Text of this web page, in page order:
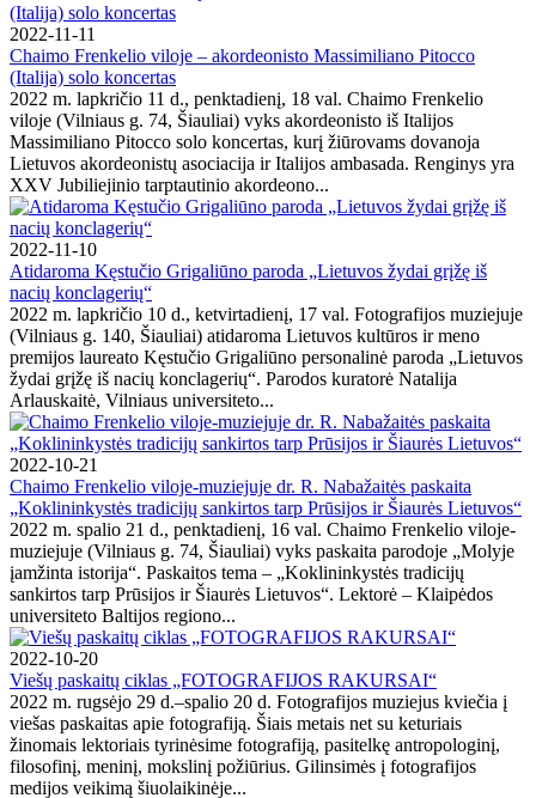
2022-11-11
Chaimo Frenkelio viloje – akordeonisto Massimiliano Pitocco
(Italija) solo koncertas
2022 m. lapkričio 11 d., penktadienį, 18 val. Chaimo Frenkelio
viloje (Vilniaus g. 74, Šiauliai) vyks akordeonisto iš Italijos
Massimiliano Pitocco solo koncertas, kurį žiūrovams dovanoja
Lietuvos akordeonistų asociacija ir Italijos ambasada. Renginys yra
XXV Jubiliejinio tarptautinio akordeono...
2022-11-10
Atidaroma Kęstučio Grigaliūno paroda „Lietuvos žydai grįžę iš
nacių konclagerių“
2022 m. lapkričio 10 d., ketvirtadienį, 17 val. Fotografijos muziejuje
(Vilniaus g. 140, Šiauliai) atidaroma Lietuvos kultūros ir meno
premijos laureato Kęstučio Grigaliūno personalinė paroda „Lietuvos
žydai grįžę iš nacių konclagerių“. Parodos kuratorė Natalija
Arlauskaitė, Vilniaus universiteto...
2022-10-21
Chaimo Frenkelio viloje-muziejuje dr. R. Nabažaitės paskaita
„Koklininkystės tradicijų sankirtos tarp Prūsijos ir Šiaurės Lietuvos“
2022 m. spalio 21 d., penktadienį, 16 val. Chaimo Frenkelio viloje-
muziejuje (Vilniaus g. 74, Šiauliai) vyks paskaita parodoje „Molyje
įamžinta istorija“. Paskaitos tema – „Koklininkystės tradicijų
sankirtos tarp Prūsijos ir Šiaurės Lietuvos“. Lektorė – Klaipėdos
universiteto Baltijos regiono...
2022-10-20
Viešų paskaitų ciklas „FOTOGRAFIJOS RAKURSAI“
2022 m. rugsėjo 29 d.–spalio 20 d. Fotografijos muziejus kviečia į
viešas paskaitas apie fotografiją. Šiais metais net su keturiais
žinomais lektoriais tyrinėsime fotografiją, pasitelkę antropologinį,
filosofinį, meninį, mokslinį požiūrius. Gilinsimės į fotografijos
medijos veikimą šiuolaikinėje...